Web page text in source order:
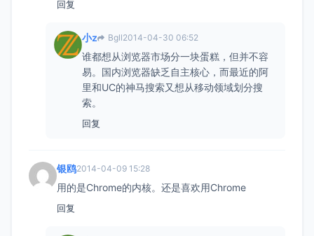
回复
小z Bgll2014-04-30 06:52
谁都想从浏览器市场分一块蛋糕，但并不容
易。国内浏览器缺乏自主核心，而最近的阿
里和UC的神马搜索又想从移动领域划分搜
索。
回复
银鸥2014-04-09 15:28
用的是Chrome的内核。还是喜欢用Chrome
回复